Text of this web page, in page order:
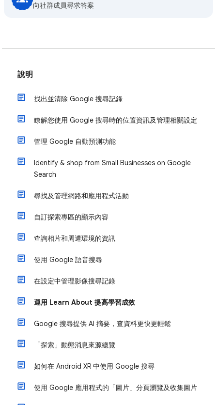
向社群成員尋求答案
說明
找出並清除 Google 搜尋記錄
瞭解您使用 Google 搜尋時的位置資訊及管理相關設定
管理 Google 自動預測功能
Identify & shop from Small Businesses on Google
Search
尋找及管理網路和應用程式活動
自訂探索專區的顯示內容
查詢相片和周遭環境的資訊
使用 Google 語音搜尋
在設定中管理影像搜尋記錄
運用 Learn About 提高學習成效
Google 搜尋提供 AI 摘要，查資料更快更輕鬆
「探索」動態消息來源總覽
如何在 Android XR 中使用 Google 搜尋
使用 Google 應用程式的「圖片」分頁瀏覽及收集圖片